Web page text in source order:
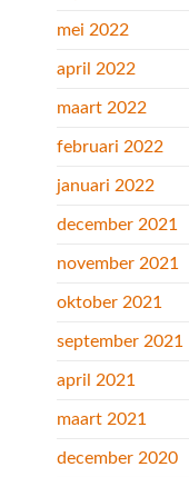
mei 2022
april 2022
maart 2022
februari 2022
januari 2022
december 2021
november 2021
oktober 2021
september 2021
april 2021
maart 2021
december 2020